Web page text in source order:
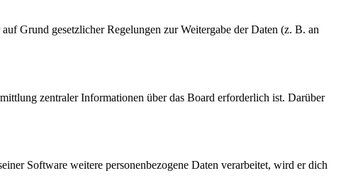
Grund gesetzlicher Regelungen zur Weitergabe der Daten (z. B. an
zentraler Informationen über das Board erforderlich ist. Darüber
Software weitere personenbezogene Daten verarbeitet, wird er dich